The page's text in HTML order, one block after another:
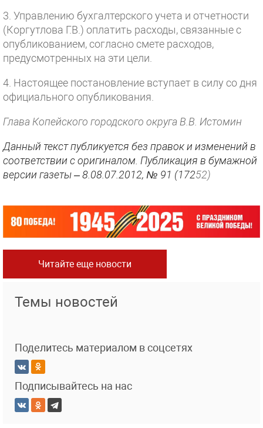
3. Управлению бухгалтерского учета и отчетности
(Коргутлова Г.В.) оплатить расходы, связанные с
опубликованием, согласно смете расходов,
предусмотренных на эти цели.
4. Настоящее постановление вступает в силу со дня
официального опубликования.
Глава Копейского городского округа В.В. Истомин
Данный текст публикуется без правок и изменений в
соответствии с оригиналом. Публикация в бумажной
версии газеты – 8.08.07.2012, № 91 (17252)
Читайте еще новости
Темы новостей
Поделитесь материалом в соцсетях
Подписывайтесь на нас